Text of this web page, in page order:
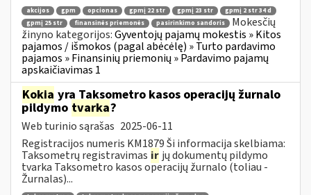
akcijos gpm opcionas gpmį 22 str gpmį 23 str
gpmį 2 str 34 d
gpmį 25 str
finansinės priemonės pasirinkimo sandoris
Mokesčių
žinyno kategorijos:Gyventojų pajamų mokestis » Kitos
pajamos / išmokos (pagal abėcėlę) » Turto pardavimo
pajamos » Finansinių priemonių » Pardavimo pajamų
apskaičiavimas 1
Kokia yra Taksometro kasos operacijų žurnalo
pildymo tvarka?
Web turinio sąrašas 2025-06-11
Registracijos numeris KM1879 Ši informacija skelbiama:
Taksometrų registravimas ir jų dokumentų pildymo
tvarka Taksometro kasos operacijų žurnalo (toliau -
Žurnalas)...